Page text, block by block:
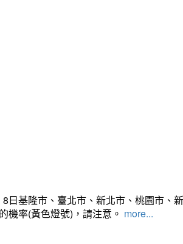
基隆市、臺北市、新北市、桃園市、
機率(黃色燈號)，請注意。 more...